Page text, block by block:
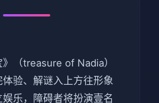
》（treasure of Nadia）
验、解谜入上方往形象
乐，障碍者将扮演壹名